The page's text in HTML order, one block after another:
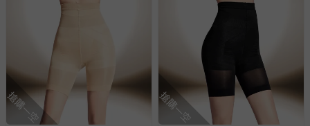
搶購一空 搶購一空